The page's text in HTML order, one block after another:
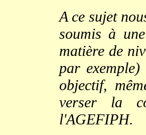
A ce sujet
soumis à
matière de
par
objectif,
verser la
l'AGEFIPH.